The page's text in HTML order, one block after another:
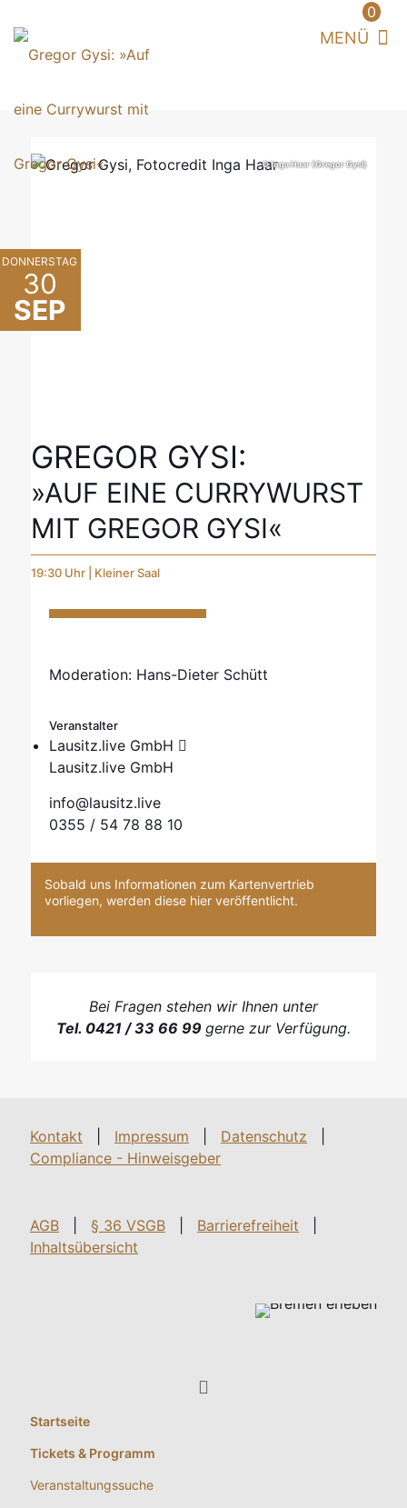
0
DONNERSTAG
30
SEP
© Inga Haar (Gregor Gysi)
GREGOR GYSI:
»AUF EINE CURRYWURST
MIT GREGOR GYSI«
19:30 Uhr | Kleiner Saal
Moderation: Hans-Dieter Schütt
Veranstalter
Lausitz.live GmbH
Lausitz.live GmbH
info@lausitz.live
0355 / 54 78 88 10
Sobald uns Informationen zum Kartenvertrieb
vorliegen, werden diese hier veröffentlicht.
Bei Fragen stehen wir Ihnen unter
Tel. 0421 / 33 66 99 gerne zur Verfügung.
Kontakt Impressum Datenschutz
Compliance - Hinweisgeber
AGB § 36 VSGB Barrierefreiheit
Inhaltsübersicht
Startseite
Tickets & Programm
Veranstaltungssuche